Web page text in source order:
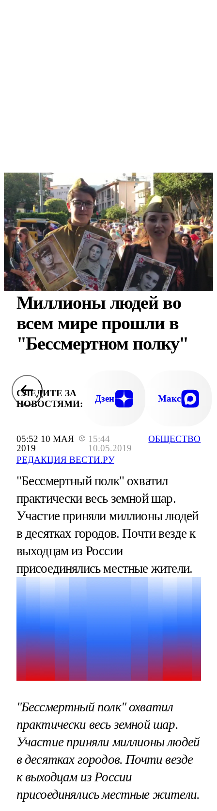
05:52 10 МАЯ
2019
15:44
10.05.2019
РЕДАКЦИЯ ВЕСТИ.РУ
ОБЩЕСТВО
Миллионы людей во
всем мире прошли в
"Бессмертном полку"
СЛЕДИТЕ ЗА
НОВОСТЯМИ:
Дзен Макс
"Бессмертный полк" охватил
практически весь земной шар.
Участие приняли миллионы людей
в десятках городов. Почти везде к
выходцам из России
присоединялись местные жители.
"Бессмертный полк" охватил
практически весь земной шар.
Участие приняли миллионы людей
в десятках городов. Почти везде
к выходцам из России
присоединялись местные жители.